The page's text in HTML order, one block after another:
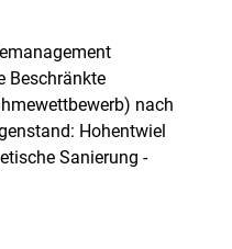
Beschränkte
nach
Hohentwiel
Sanierung -